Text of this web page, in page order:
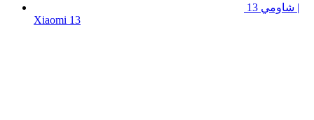
شاومي 13 |
Xiaomi 13